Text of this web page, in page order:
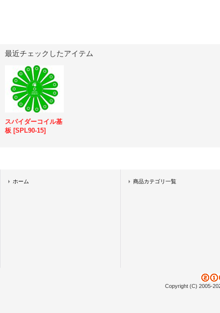
最近チェックしたアイテム
スパイダーコイル基
板 [SPL90-15]
ホーム 商品カテゴリ一覧
Copyright (C) 2005-